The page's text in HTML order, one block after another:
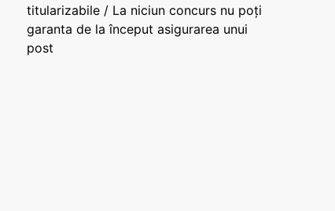
titularizabile / La niciun concurs nu poți
garanta de la început asigurarea unui
post